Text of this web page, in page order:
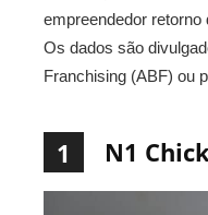
empreendedor
Os dados são
Franchising (ABF) ou
1 N1